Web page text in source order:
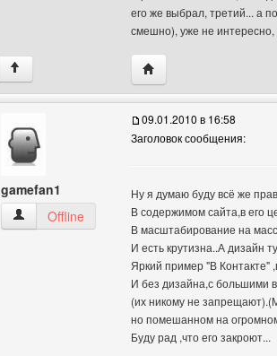
его же выбрал, третий... а
смешно), уже не интересно,
↑ Посетить сайт
gamefan1
gamefan1 Посмотреть профиль
Offline
09.01.2010 в 16:58
Заголовок сообщения:
Ну я думаю буду всё же
В содержимом сайта,в его
В масштабирование на
И есть крутизна..А дизайн
Яркий пример "В
И без дизайна,с большими
(их никому не
но помешанном на
Буду рад ,что его закроют...